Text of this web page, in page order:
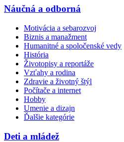
Náučná a odborná
Motivácia a sebarozvoj
Biznis a manažment
Humanitné a spoločenské vedy
História
Životopisy a reportáže
Vzťahy a rodina
Zdravie a životný štýl
Počítače a internet
Hobby
Umenie a dizajn
Ďalšie kategórie
Deti a mládež